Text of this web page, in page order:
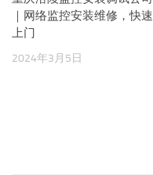
｜网络监控安装维修，快速
上门
2024年3月5日